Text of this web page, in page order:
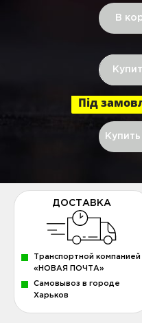
В
Під
ДОСТАВКА
Транспортной компанией
«НОВАЯ ПОЧТА»
Самовывоз в городе
Харьков